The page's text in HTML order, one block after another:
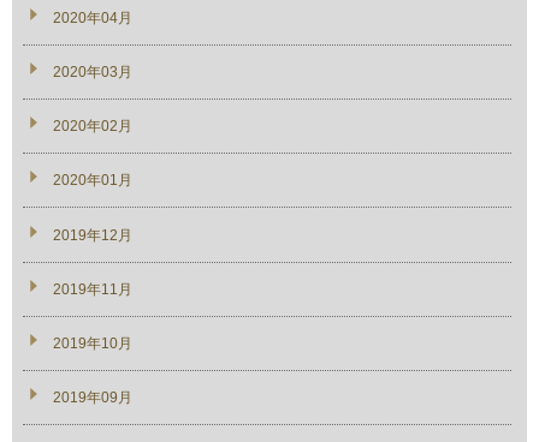
2020年04月
2020年03月
2020年02月
2020年01月
2019年12月
2019年11月
2019年10月
2019年09月